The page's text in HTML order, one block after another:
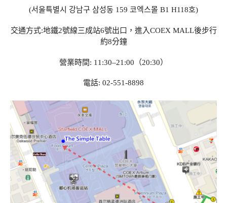
(서울특별시 강남구 삼성동 159 코엑스몰 B1 H118호)
交通方式:地鐵2號線三成站6號出口，進入COEX MALL後步行
約8分鐘
營業時間: 11:30–21:00（20:30）
電話: 02-551-8898